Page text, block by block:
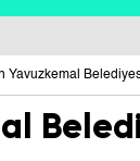
Yavuzkemal